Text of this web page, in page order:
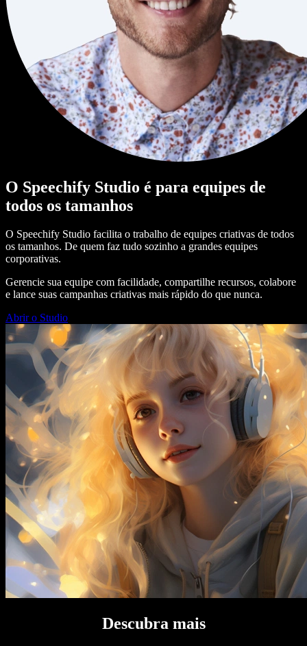
O Speechify Studio é para equipes de
todos os tamanhos
O Speechify Studio facilita o trabalho de equipes criativas de todos
os tamanhos. De quem faz tudo sozinho a grandes equipes
corporativas.
Gerencie sua equipe com facilidade, compartilhe recursos, colabore
e lance suas campanhas criativas mais rápido do que nunca.
Abrir o Studio
Descubra mais